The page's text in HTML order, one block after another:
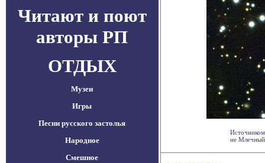
Читают и поют
авторы РП
ОТДЫХ
Музеи
Игры
Песни русского застолья
Народное
Смешное
не Млечный